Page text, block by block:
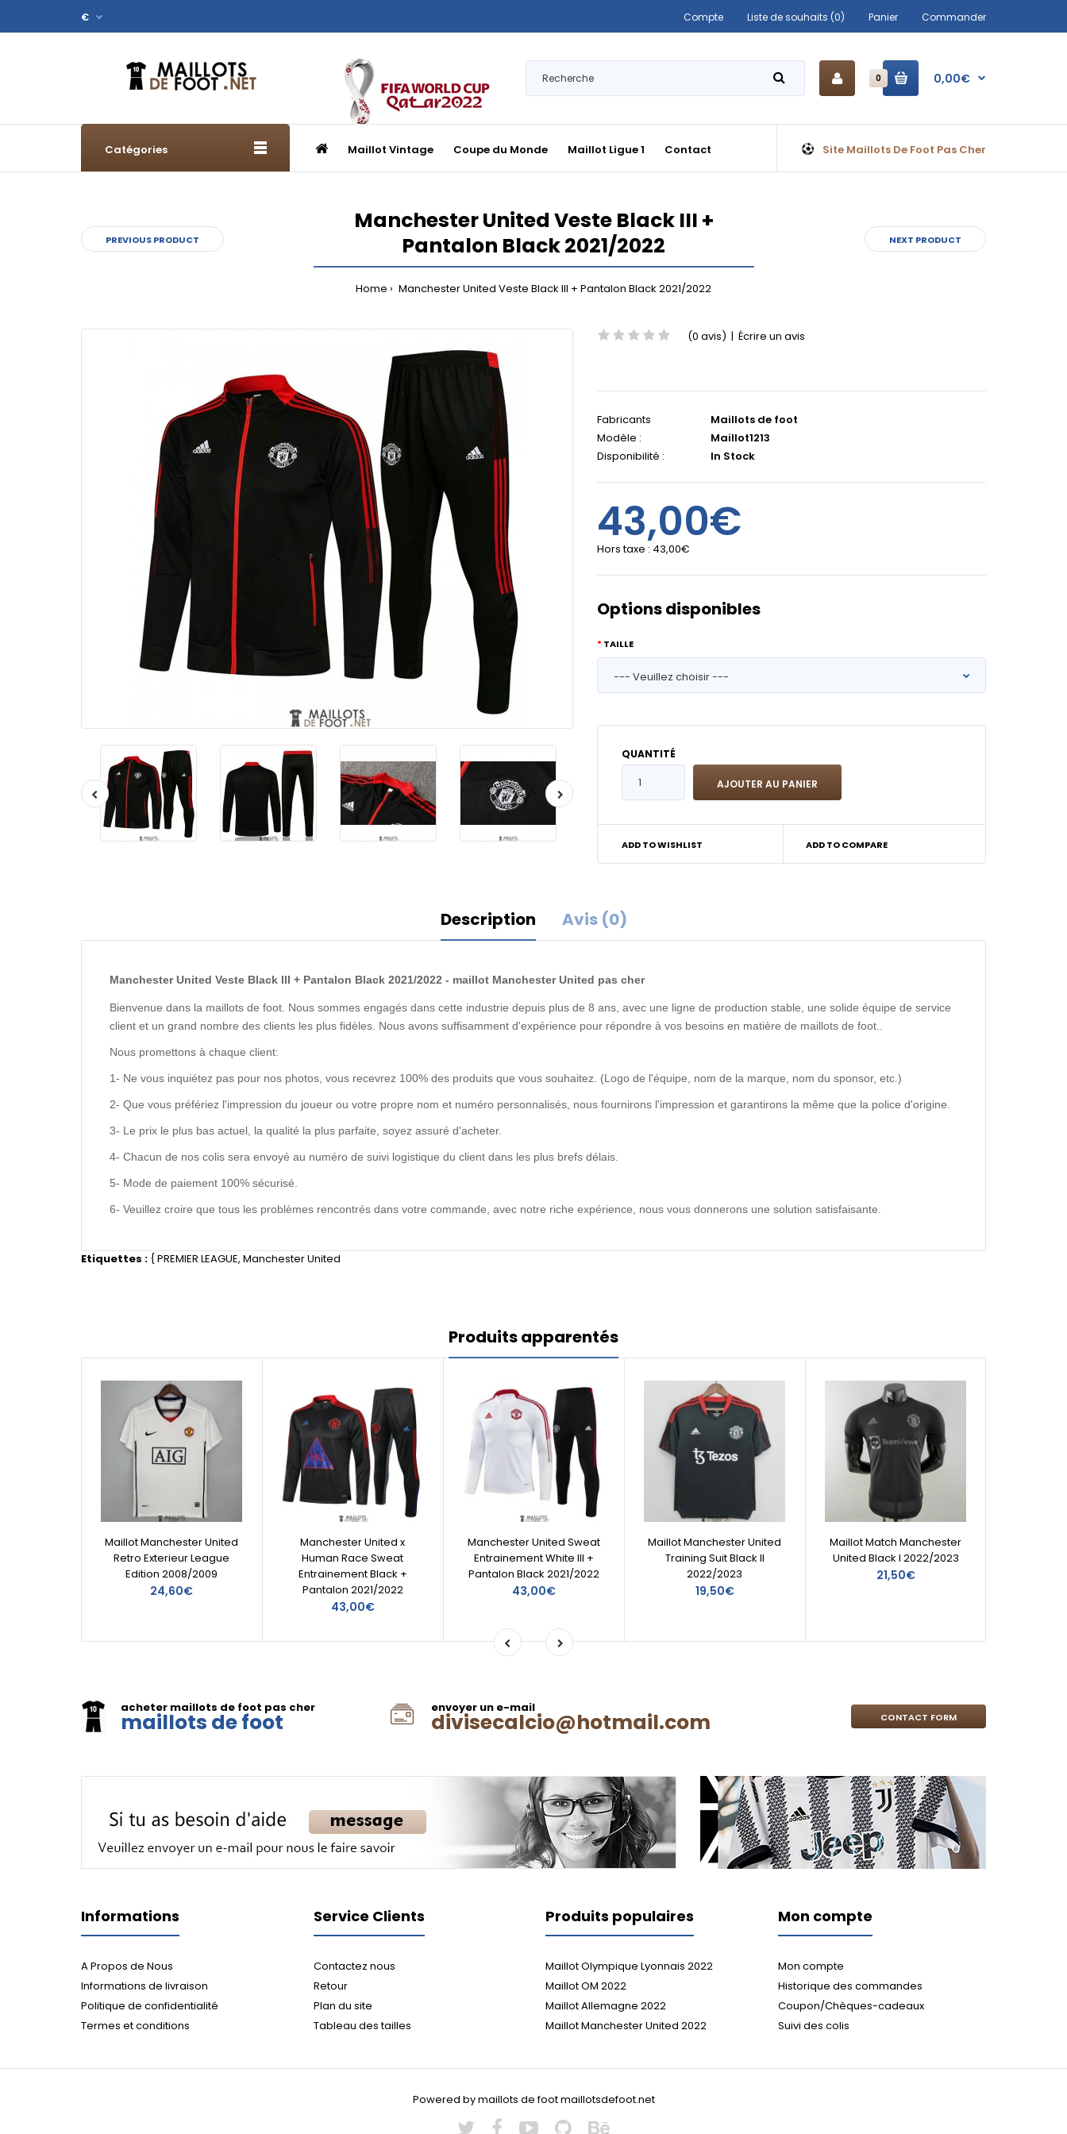
Compte Liste de souhaits (0) Panier Commander
€
0 0,00€
Catégories Maillot Vintage Coupe du Monde Maillot Ligue 1 Contact Site Maillots De Foot Pas Cher
PREVIOUS PRODUCT
Manchester United Veste Black III +
Pantalon Black 2021/2022
Home Manchester United Veste Black III + Pantalon Black 2021/2022
NEXT PRODUCT
(0 avis) | Écrire un avis
Fabricants
Maillots de foot
Modèle :
Maillot1213
Disponibilité :
In Stock
43,00€
Hors taxe : 43,00€
Options disponibles
TAILLE
QUANTITÉ
ADD TO WISHLIST ADD TO COMPARE
Description Avis (0)
Manchester United Veste Black III + Pantalon Black 2021/2022 - maillot Manchester United pas cher
Bienvenue dans la maillots de foot. Nous sommes engagés dans cette industrie depuis plus de 8 ans, avec une ligne de production stable, une solide équipe de service
client et un grand nombre des clients les plus fidèles. Nous avons suffisamment d'expérience pour répondre à vos besoins en matière de maillots de foot..
Nous promettons à chaque client:
1- Ne vous inquiétez pas pour nos photos, vous recevrez 100% des produits que vous souhaitez. (Logo de l'équipe, nom de la marque, nom du sponsor, etc.)
2- Que vous préfériez l'impression du joueur ou votre propre nom et numéro personnalisés, nous fournirons l'impression et garantirons la même que la police d'origine.
3- Le prix le plus bas actuel, la qualité la plus parfaite, soyez assuré d'acheter.
4- Chacun de nos colis sera envoyé au numéro de suivi logistique du client dans les plus brefs délais.
5- Mode de paiement 100% sécurisé.
6- Veuillez croire que tous les problèmes rencontrés dans votre commande, avec notre riche expérience, nous vous donnerons une solution satisfaisante.
Etiquettes : {PREMIER LEAGUE, Manchester United
Produits apparentés
Maillot Manchester United
Retro Exterieur League
Edition 2008/2009
24,60€
Manchester United x
Human Race Sweat
Entrainement Black +
Pantalon 2021/2022
43,00€
Manchester United Sweat
Entrainement White III +
Pantalon Black 2021/2022
43,00€
Maillot Manchester United
Training Suit Black II
2022/2023
19,50€
Maillot Match Manchester
United Black I 2022/2023
21,50€
acheter maillots de foot pas cher
maillots de foot
envoyer un e-mail
divisecalcio@hotmail.com CONTACT FORM
Informations
A Propos de Nous
Informations de livraison
Politique de confidentialité
Termes et conditions
Service Clients
Contactez nous
Retour
Plan du site
Tableau des tailles
Produits populaires
Maillot Olympique Lyonnais 2022
Maillot OM 2022
Maillot Allemagne 2022
Maillot Manchester United 2022
Mon compte
Mon compte
Historique des commandes
Coupon/Chèques-cadeaux
Suivi des colis
Powered by maillots de foot maillotsdefoot.net